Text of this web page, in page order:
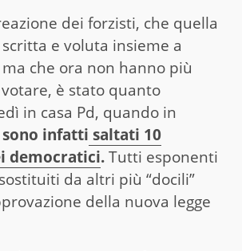
dei forzisti, che quella
scritta e voluta insieme a
che ora non hanno più
è stato quanto
in casa Pd, quando in
sono infatti saltati 10
democratici.Tutti esponenti
da altri più “docili”
della nuova legge